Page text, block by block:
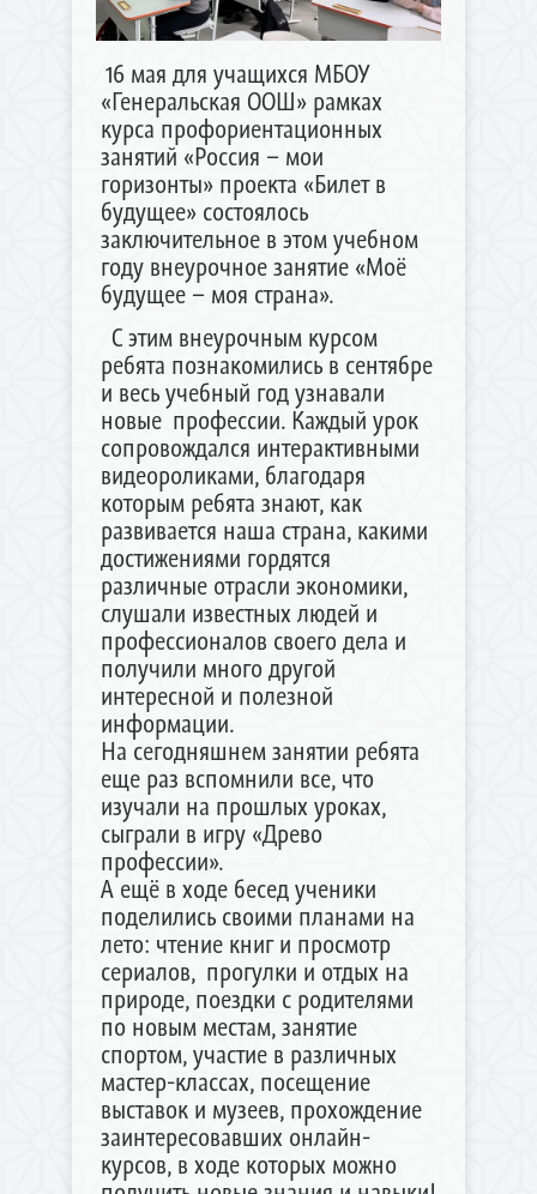
16 мая для учащихся МБОУ
«Генеральская ООШ» рамках
курса профориентационных
занятий «Россия – мои
горизонты» проекта «Билет в
будущее» состоялось
заключительное в этом учебном
году внеурочное занятие «Моё
будущее – моя страна».
С этим внеурочным курсом
ребята познакомились в сентябре
и весь учебный год узнавали
новые профессии. Каждый урок
сопровождался интерактивными
видеороликами, благодаря
которым ребята знают, как
развивается наша страна, какими
достижениями гордятся
различные отрасли экономики,
слушали известных людей и
профессионалов своего дела и
получили много другой
интересной и полезной
информации.
На сегодняшнем занятии ребята
еще раз вспомнили все, что
изучали на прошлых уроках,
сыграли в игру «Древо
профессии».
А ещё в ходе бесед ученики
поделились своими планами на
лето: чтение книг и просмотр
сериалов, прогулки и отдых на
природе, поездки с родителями
по новым местам, занятие
спортом, участие в различных
мастер-классах, посещение
выставок и музеев, прохождение
заинтересовавших онлайн-
курсов, в ходе которых можно